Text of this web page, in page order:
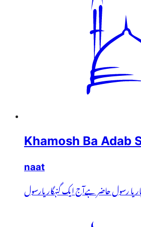
Khamosh Ba Adab
naat
یا رسول حاضر ہےآج ایک گنہگار یارسول